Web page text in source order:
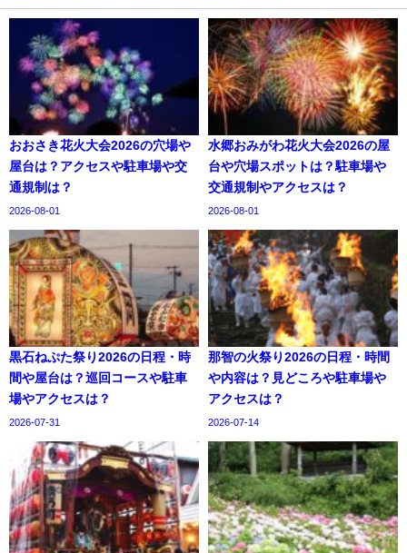
おおさき花火大会2026の穴場や
屋台は？アクセスや駐車場や交
通規制は？
2026-08-01
水郷おみがわ花火大会2026の屋
台や穴場スポットは？駐車場や
交通規制やアクセスは？
2026-08-01
黒石ねぷた祭り2026の日程・時
間や屋台は？巡回コースや駐車
場やアクセスは？
2026-07-31
那智の火祭り2026の日程・時間
や内容は？見どころや駐車場や
アクセスは？
2026-07-14